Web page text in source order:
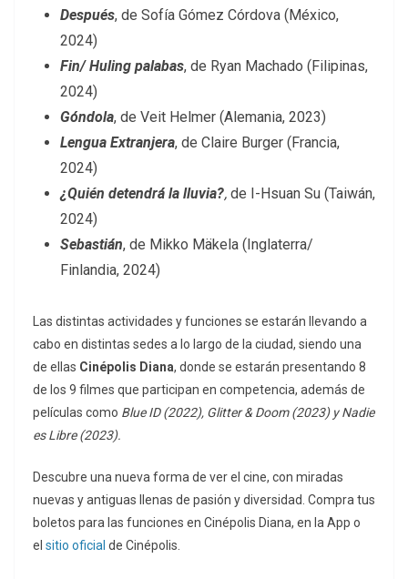
Después, de Sofía Gómez Córdova (México,
2024)
Fin/ Huling palabas, de Ryan Machado (Filipinas,
2024)
Góndola, de Veit Helmer (Alemania, 2023)
Lengua Extranjera, de Claire Burger (Francia,
2024)
¿Quién detendrá la lluvia?, de I-Hsuan Su (Taiwán,
2024)
Sebastián, de Mikko Mäkela (Inglaterra/
Finlandia, 2024)
Las distintas actividades y funciones se estarán llevando a
cabo en distintas sedes a lo largo de la ciudad, siendo una
de ellas Cinépolis Diana, donde se estarán presentando 8
de los 9 filmes que participan en competencia, además de
películas como Blue ID (2022), Glitter & Doom (2023) y Nadie
es Libre (2023).
Descubre una nueva forma de ver el cine, con miradas
nuevas y antiguas llenas de pasión y diversidad. Compra tus
boletos para las funciones en Cinépolis Diana, en la App o
el sitio oficial de Cinépolis.